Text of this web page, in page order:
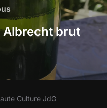
Albrecht brut
Culture JdG